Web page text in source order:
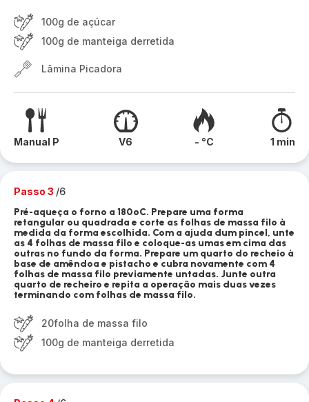
100g de açúcar
100g de manteiga derretida
Lâmina Picadora
Manual P V6 - °C 1 min
Passo 3 /6
Pré-aqueça o forno a 180ºC. Prepare uma forma
retangular ou quadrada e corte as folhas de massa filo à
medida da forma escolhida. Com a ajuda dum pincel, unte
as 4 folhas de massa filo e coloque-as umas em cima das
outras no fundo da forma. Prepare um quarto do recheio à
base de amêndoa e pistacho e cubra novamente com 4
folhas de massa filo previamente untadas. Junte outra
quarto de recheiro e repita a operação mais duas vezes
terminando com folhas de massa filo.
20folha de massa filo
100g de manteiga derretida